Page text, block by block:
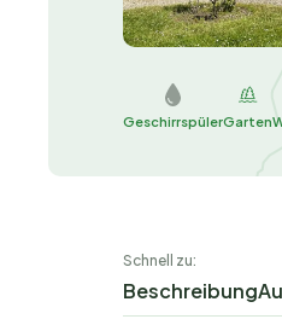
GeschirrspülerGarten
Schnell zu:
Beschreibung